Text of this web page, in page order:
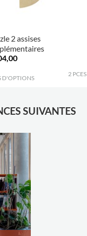
2 assises
D'OPTIONS
2 PCES
SUIVANTES